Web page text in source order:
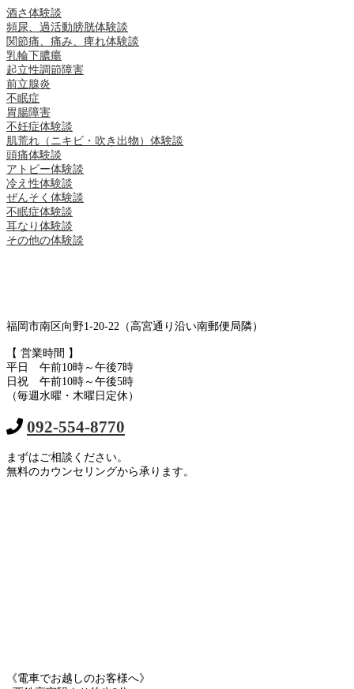
酒さ体験談
頻尿、過活動膀胱体験談
関節痛、痛み、痺れ体験談
乳輪下膿瘍
起立性調節障害
前立腺炎
不眠症
胃腸障害
不妊症体験談
肌荒れ（ニキビ・吹き出物）体験談
頭痛体験談
アトピー体験談
冷え性体験談
ぜんそく体験談
不眠症体験談
耳なり体験談
その他の体験談
福岡市南区向野1-20-22（高宮通り沿い南郵便局隣）
【 営業時間 】
平日 午前10時～午後7時
日祝 午前10時～午後5時
（毎週水曜・木曜日定休）
092-554-8770
まずはご相談ください。
無料のカウンセリングから承ります。
《電車でお越しのお客様へ》